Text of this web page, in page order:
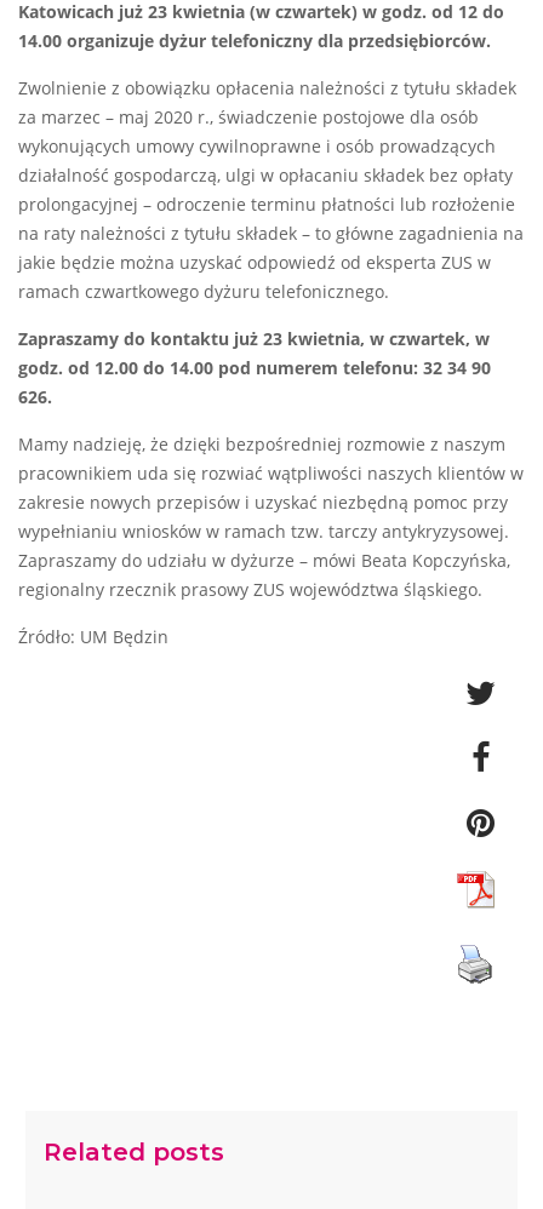
Katowicach już 23 kwietnia (w czwartek) w godz. od 12 do
14.00 organizuje dyżur telefoniczny dla przedsiębiorców.
Zwolnienie z obowiązku opłacenia należności z tytułu składek
za marzec – maj 2020 r., świadczenie postojowe dla osób
wykonujących umowy cywilnoprawne i osób prowadzących
działalność gospodarczą, ulgi w opłacaniu składek bez opłaty
prolongacyjnej – odroczenie terminu płatności lub rozłożenie
na raty należności z tytułu składek – to główne zagadnienia na
jakie będzie można uzyskać odpowiedź od eksperta ZUS w
ramach czwartkowego dyżuru telefonicznego.
Zapraszamy do kontaktu już 23 kwietnia, w czwartek, w
godz. od 12.00 do 14.00 pod numerem telefonu: 32 34 90
626.
Mamy nadzieję, że dzięki bezpośredniej rozmowie z naszym
pracownikiem uda się rozwiać wątpliwości naszych klientów w
zakresie nowych przepisów i uzyskać niezbędną pomoc przy
wypełnianiu wniosków w ramach tzw. tarczy antykryzysowej.
Zapraszamy do udziału w dyżurze – mówi Beata Kopczyńska,
regionalny rzecznik prasowy ZUS województwa śląskiego.
Źródło: UM Będzin
Related posts